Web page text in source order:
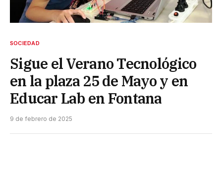
SOCIEDAD
Sigue el Verano Tecnológico
en la plaza 25 de Mayo y en
Educar Lab en Fontana
9 de febrero de 2025